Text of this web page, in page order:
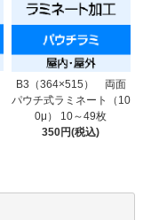
B3（364×515） 両面
パウチ式ラミネート（10
0μ） 10～49枚
350円(税込)